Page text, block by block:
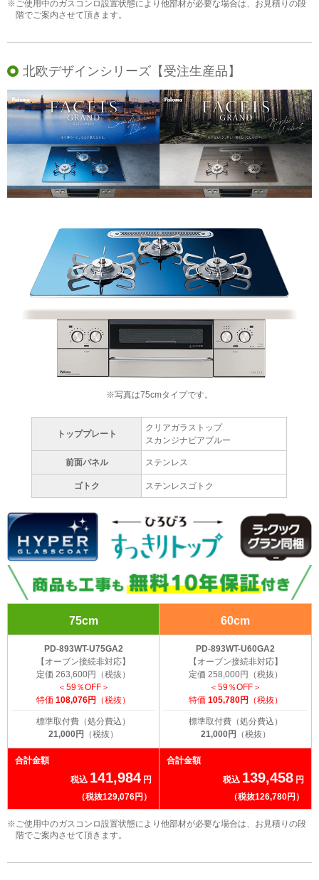
※ご使用中のガスコンロ設置状態により他部材が必要な場合は、お見積りの段
階でご案内させて頂きます。
北欧デザインシリーズ【受注生産品】
※写真は75cmタイプです。
トッププレート
クリアガラストップ
スカンジナビアブルー
前面パネル ステンレス
ゴトク ステンレスゴトク
75cm 60cm
PD-893WT-U75GA2
【オーブン接続非対応】
定価 263,600円（税抜）
＜59％OFF＞
特価 108,076円 （税抜）
標準取付費（処分費込）
21,000円
（税抜）
PD-893WT-U60GA2
【オーブン接続非対応】
定価 258,000円（税抜）
＜59％OFF＞
特価 105,780円 （税抜）
標準取付費（処分費込）
21,000円
（税抜）
合計金額
税込 141,984 円
（税抜129,076円）
合計金額
税込 139,458 円
（税抜126,780円）
※ご使用中のガスコンロ設置状態により他部材が必要な場合は、お見積りの段
階でご案内させて頂きます。